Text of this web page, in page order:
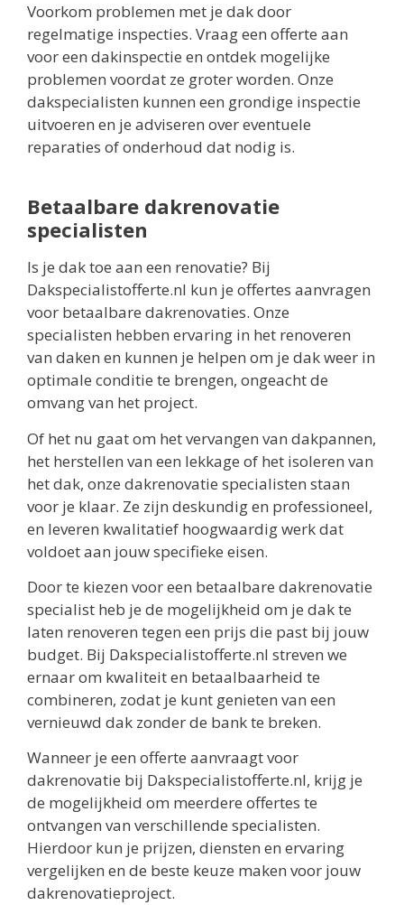
Voorkom problemen met je dak door
regelmatige inspecties. Vraag een offerte aan
voor een dakinspectie en ontdek mogelijke
problemen voordat ze groter worden. Onze
dakspecialisten kunnen een grondige inspectie
uitvoeren en je adviseren over eventuele
reparaties of onderhoud dat nodig is.
Betaalbare dakrenovatie
specialisten
Is je dak toe aan een renovatie? Bij
Dakspecialistofferte.nl kun je offertes aanvragen
voor betaalbare dakrenovaties. Onze
specialisten hebben ervaring in het renoveren
van daken en kunnen je helpen om je dak weer in
optimale conditie te brengen, ongeacht de
omvang van het project.
Of het nu gaat om het vervangen van dakpannen,
het herstellen van een lekkage of het isoleren van
het dak, onze dakrenovatie specialisten staan
voor je klaar. Ze zijn deskundig en professioneel,
en leveren kwalitatief hoogwaardig werk dat
voldoet aan jouw specifieke eisen.
Door te kiezen voor een betaalbare dakrenovatie
specialist heb je de mogelijkheid om je dak te
laten renoveren tegen een prijs die past bij jouw
budget. Bij Dakspecialistofferte.nl streven we
ernaar om kwaliteit en betaalbaarheid te
combineren, zodat je kunt genieten van een
vernieuwd dak zonder de bank te breken.
Wanneer je een offerte aanvraagt voor
dakrenovatie bij Dakspecialistofferte.nl, krijg je
de mogelijkheid om meerdere offertes te
ontvangen van verschillende specialisten.
Hierdoor kun je prijzen, diensten en ervaring
vergelijken en de beste keuze maken voor jouw
dakrenovatieproject.